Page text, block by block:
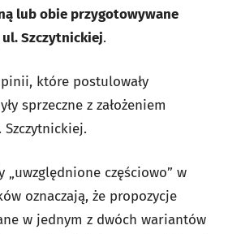
lub obie przygotowywane
Szczytnickiej.
które postulowały
sprzeczne z założeniem
„uwzględnione częściowo” w
oznaczają, że propozycje
w jednym z dwóch wariantów